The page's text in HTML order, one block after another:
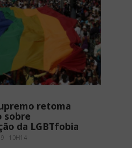
retoma
sobre
da LGBTfobia
- 10H14